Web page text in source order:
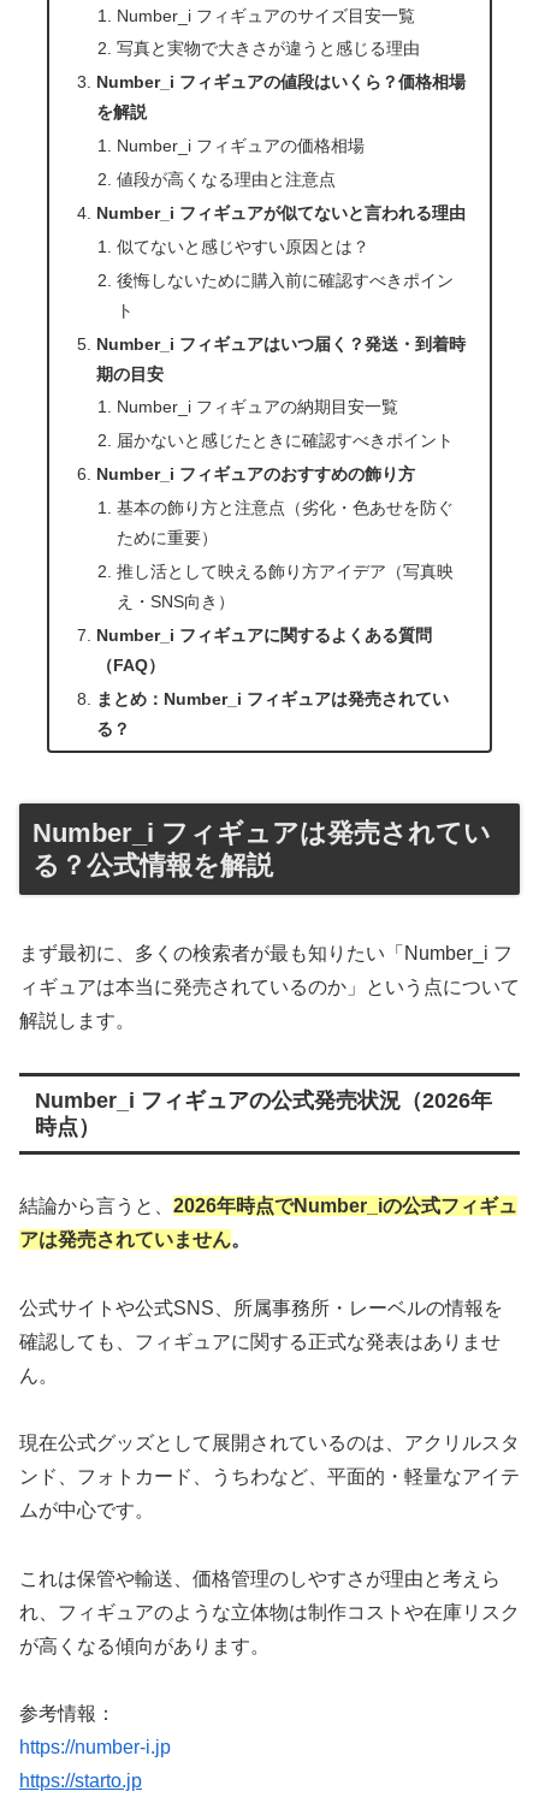
Number_i フィギュアのサイズ目安一覧
写真と実物で大きさが違うと感じる理由
Number_i フィギュアの値段はいくら？価格相場
を解説
Number_i フィギュアの価格相場
値段が高くなる理由と注意点
Number_i フィギュアが似てないと言われる理由
似てないと感じやすい原因とは？
後悔しないために購入前に確認すべきポイン
ト
Number_i フィギュアはいつ届く？発送・到着時
期の目安
Number_i フィギュアの納期目安一覧
届かないと感じたときに確認すべきポイント
Number_i フィギュアのおすすめの飾り方
基本の飾り方と注意点（劣化・色あせを防ぐ
ために重要）
推し活として映える飾り方アイデア（写真映
え・SNS向き）
Number_i フィギュアに関するよくある質問
（FAQ）
まとめ：Number_i フィギュアは発売されてい
る？
Number_i フィギュアは発売されてい
る？公式情報を解説
まず最初に、多くの検索者が最も知りたい「Number_i フ
ィギュアは本当に発売されているのか」という点について
解説します。
Number_i フィギュアの公式発売状況（2026年
時点）
結論から言うと、 2026年時点でNumber_iの公式フィギュ
アは発売されていません。
公式サイトや公式SNS、所属事務所・レーベルの情報を
確認しても、フィギュアに関する正式な発表はありませ
ん。
現在公式グッズとして展開されているのは、アクリルスタ
ンド、フォトカード、うちわなど、平面的・軽量なアイテ
ムが中心です。
これは保管や輸送、価格管理のしやすさが理由と考えら
れ、フィギュアのような立体物は制作コストや在庫リスク
が高くなる傾向があります。
参考情報：
https://number-i.jp
https://starto.jp